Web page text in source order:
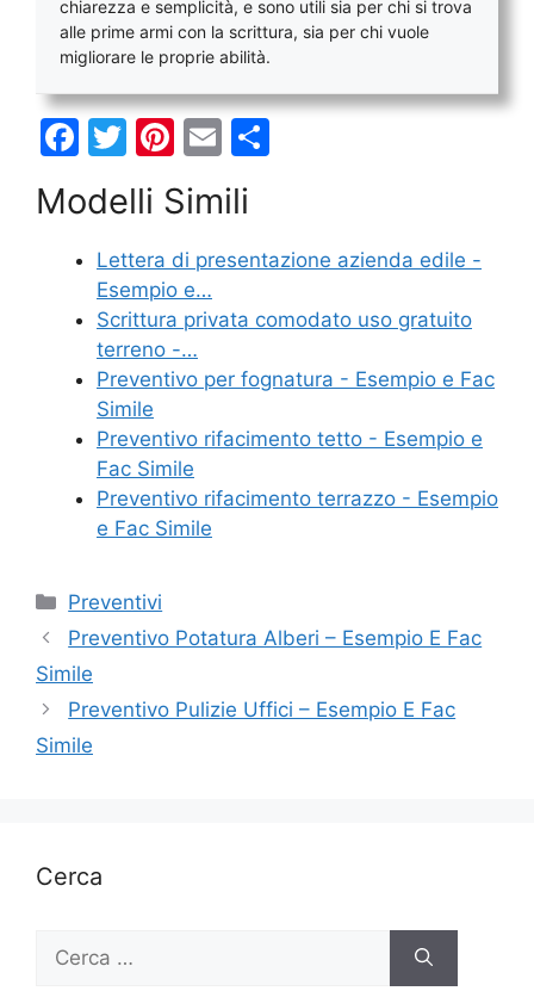
chiarezza e semplicità, e sono utili sia per chi si trova
alle prime armi con la scrittura, sia per chi vuole
migliorare le proprie abilità.
F
c
e
b
o
o
k
T
itt
er
Pi
er
e
st
E
ai
l
di
di
Modelli Simili
Lettera di presentazione azienda edile -
Esempio e…
Scrittura privata comodato uso gratuito
terreno -…
Preventivo per fognatura - Esempio e Fac
Simile
Preventivo rifacimento tetto - Esempio e
Fac Simile
Preventivo rifacimento terrazzo - Esempio
e Fac Simile
Categorie
Preventivi
Preventivo Potatura Alberi – Esempio E Fac
Simile
Preventivo Pulizie Uffici – Esempio E Fac
Simile
Cerca
per: